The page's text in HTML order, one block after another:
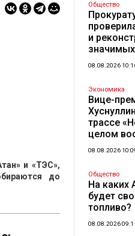
и «ТЭС»,
до
Общество
и
08.08.2026
Экономика
Вице-
трассе
целом
08.08.2026
Общество
На каких
будет
топливо?
08.08.2026